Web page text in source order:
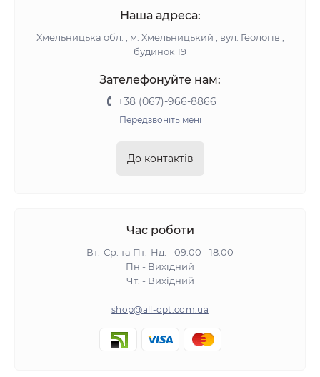
Наша адреса:
Хмельницька обл. , м. Хмельницький , вул. Геологів ,
будинок 19
Зателефонуйте нам:
+38 (067)-966-8866
Передзвоніть мені
До контактів
Час роботи
Вт.-Ср. та Пт.-Нд. - 09:00 - 18:00
Пн - Вихідний
Чт. - Вихідний
shop@all-opt.com.ua